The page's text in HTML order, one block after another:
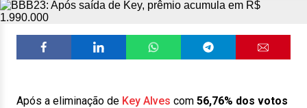
Após a eliminação de Key Alves com 56,76% dos votos